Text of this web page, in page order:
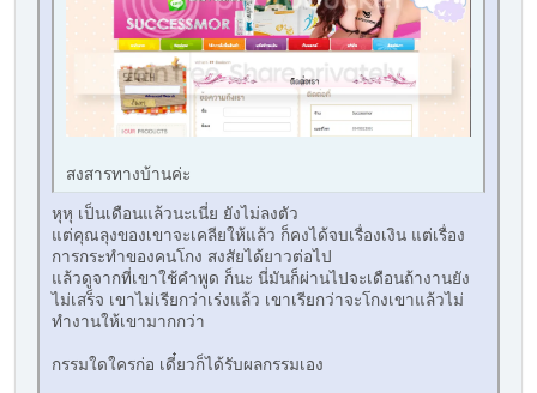
สงสารทางบ้านค่ะ
หุหุ เป็นเดือนแล้วนะเนี่ย ยังไม่ลงตัว
แต่คุณลุงของเขาจะเคลียให้แล้ว ก็คงได้จบเรื่องเงิน แต่เรื่อง
การกระทำของคนโกง สงสัยได้ยาวต่อไป
แล้วดูจากที่เขาใช้คำพูด ก็นะ นี่มันก็ผ่านไปจะเดือนถ้างานยัง
ไม่เสร็จ เขาไม่เรียกว่าเร่งแล้ว เขาเรียกว่าจะโกงเขาแล้วไม่
ทำงานให้เขามากกว่า
กรรมใดใครก่อ เดี๋ยวก็ได้รับผลกรรมเอง